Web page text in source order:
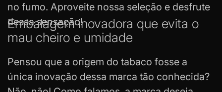
no fumo. Aproveite nossa seleção e desfrute
dessa sensação!
Embalagem inovadora que evita o
mau cheiro e umidade
Pensou que a origem do tabaco fosse a
única inovação dessa marca tão conhecida?